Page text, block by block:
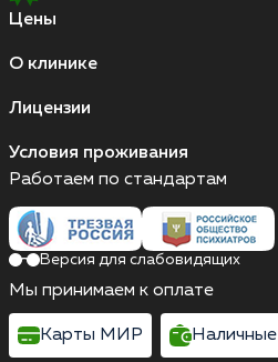
Цены
О клинике
Лицензии
Условия проживания
Работаем по стандартам
Версия для слабовидящих
Мы принимаем к оплате
Карты МИР Наличные